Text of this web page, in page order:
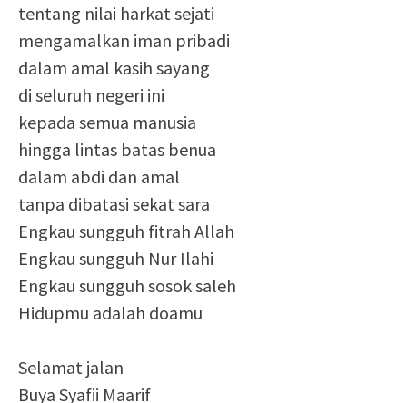
tentang nilai harkat sejati
mengamalkan iman pribadi
dalam amal kasih sayang
di seluruh negeri ini
kepada semua manusia
hingga lintas batas benua
dalam abdi dan amal
tanpa dibatasi sekat sara
Engkau sungguh fitrah Allah
Engkau sungguh Nur Ilahi
Engkau sungguh sosok saleh
Hidupmu adalah doamu
Selamat jalan
Buya Syafii Maarif